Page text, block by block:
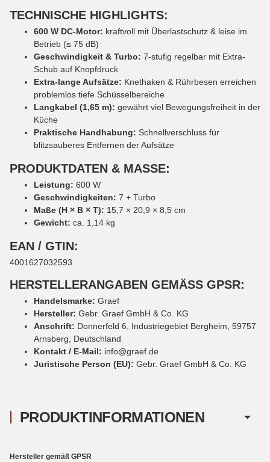
PRODUKTINFORMATIONEN
TECHNISCHE HIGHLIGHTS:
600 W DC-Motor: kraftvoll mit Überlastschutz & leise im
Betrieb (≤ 75 dB)
Geschwindigkeit & Turbo: 7-stufig regelbar mit Extra-
Schub auf Knopfdruck
Extra-lange Aufsätze: Knethaken & Rührbesen erreichen
problemlos tiefe Schüsselbereiche
Langkabel (1,65 m): gewährt viel Bewegungsfreiheit in der
Küche
Praktische Handhabung: Schnellverschluss für
blitzsauberes Entfernen der Aufsätze
PRODUKTDATEN & MASSE:
Leistung: 600 W
Geschwindigkeiten: 7 + Turbo
Maße (H × B × T): 15,7 × 20,9 × 8,5 cm
Gewicht: ca. 1,14 kg
EAN / GTIN:
4001627032593
HERSTELLERANGABEN GEMÄSS GPSR:
Handelsmarke: Graef
Hersteller: Gebr. Graef GmbH & Co. KG
Anschrift: Donnerfeld 6, Industriegebiet Bergheim, 59757
Arnsberg, Deutschland
Kontakt / E-Mail: info@graef.de
Juristische Person (EU): Gebr. Graef GmbH & Co. KG
Hersteller gemäß GPSR